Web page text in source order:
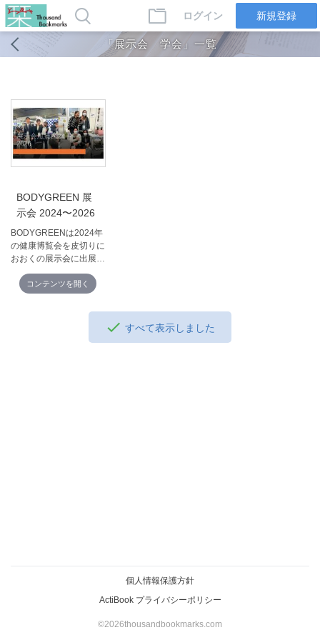
新規登録
ログイン
「展示会 学会」一覧
BODYGREEN 展
示会 2024〜2026
BODYGREENは2024年
の健康博覧会を皮切りに
おおくの展示会に出展し
示会でも来場された方々
に高い評価をいただきま
コンテンツを開く
すべて表示しました
個人情報保護方針
ActiBook プライバシーポリシー
©️2026thousandbookmarks.com